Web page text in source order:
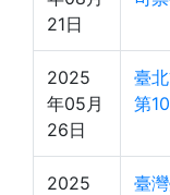
21日
2025
年05月
26日
臺
第
2025
臺